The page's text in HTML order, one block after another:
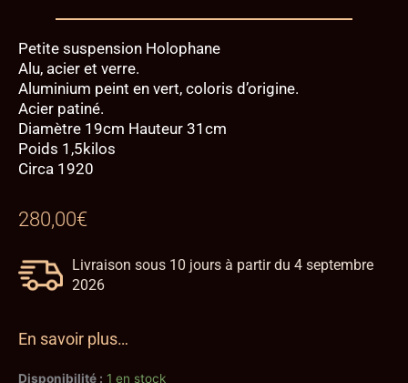
Petite suspension Holophane
Alu, acier et verre.
Aluminium peint en vert, coloris d’origine.
Acier patiné.
Diamètre 19cm Hauteur 31cm
Poids 1,5kilos
Circa 1920
280,00€
Livraison sous 10 jours à partir du 4 septembre
2026
En savoir plus…
Disponibilité : 1 en stock
de